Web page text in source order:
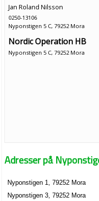
Jan Roland Nilsson
0250-13106
Nyponstigen 5 C, 79252 Mora
Nordic Operation HB
Nyponstigen 5 C, 79252 Mora
Adresser på
Nyponstigen 1, 79252 Mora
Nyponstigen 3, 79252 Mora